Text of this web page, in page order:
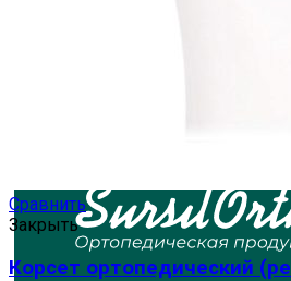
Сравнить
Закрыть
Корсет ортопедический